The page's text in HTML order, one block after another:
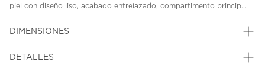
piel con diseño liso, acabado entrelazado, compartimento princip...
DIMENSIONES
DETALLES